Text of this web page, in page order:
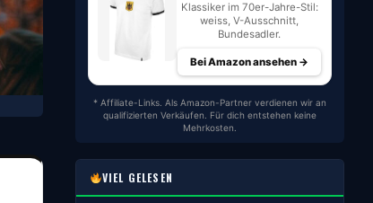
Klassiker im 70er-Jahre-Stil:
weiss, V-Ausschnitt,
Bundesadler.
Bei Amazon ansehen →
* Affiliate-Links. Als Amazon-Partner verdienen wir an
qualifizierten Verkäufen. Für dich entstehen keine
Mehrkosten.
VIEL GELESEN